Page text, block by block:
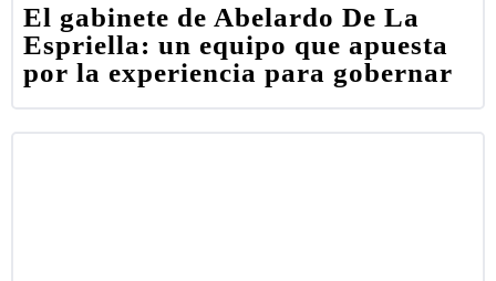
El gabinete de Abelardo De La
Espriella: un equipo que apuesta
por la experiencia para gobernar